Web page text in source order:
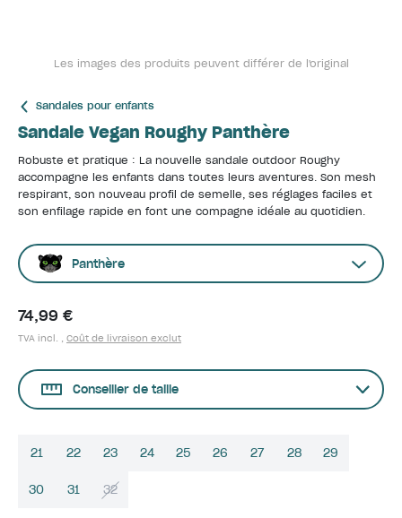
Les images des produits peuvent différer de l'original
Sandales pour enfants
Sandale Vegan Roughy Panthère
Robuste et pratique : La nouvelle sandale outdoor Roughy
accompagne les enfants dans toutes leurs aventures. Son mesh
respirant, son nouveau profil de semelle, ses réglages faciles et
son enfilage rapide en font une compagne idéale au quotidien.
Panthère
74,99 €
TVA incl. , Coût de livraison exclut
Conseiller de taille
21 22 23 24 25 26 27 28 29
30 31 32